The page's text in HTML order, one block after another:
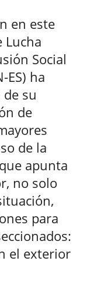
en este
Lucha
Social
ES) ha
su
de
de la
apunta
no solo
para
el exterior